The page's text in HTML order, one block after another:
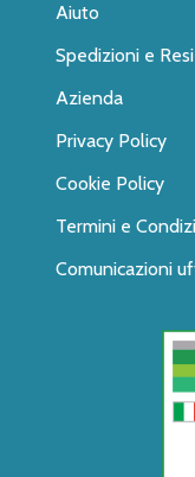
Aiuto
Spedizioni e Resi
Azienda
Privacy Policy
Cookie Policy
Termini e
Comunicazioni